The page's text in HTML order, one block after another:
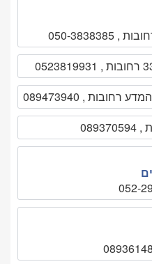
המדע רחובות , 089473940